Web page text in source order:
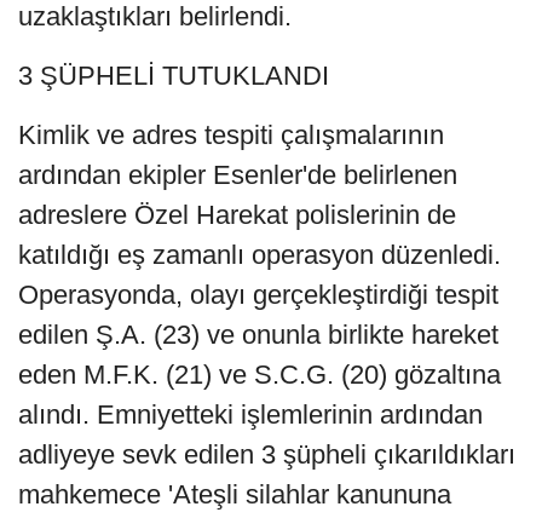
uzaklaştıkları belirlendi.
3 ŞÜPHELİ TUTUKLANDI
Kimlik ve adres tespiti çalışmalarının
ardından ekipler Esenler'de belirlenen
adreslere Özel Harekat polislerinin de
katıldığı eş zamanlı operasyon düzenledi.
Operasyonda, olayı gerçekleştirdiği tespit
edilen Ş.A. (23) ve onunla birlikte hareket
eden M.F.K. (21) ve S.C.G. (20) gözaltına
alındı. Emniyetteki işlemlerinin ardından
adliyeye sevk edilen 3 şüpheli çıkarıldıkları
mahkemece 'Ateşli silahlar kanununa